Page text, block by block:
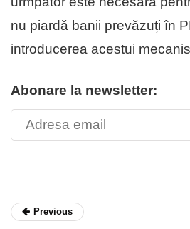
nu piardă banii prevăzuți în
introducerea acestui
Abonare la newsletter:
Previous